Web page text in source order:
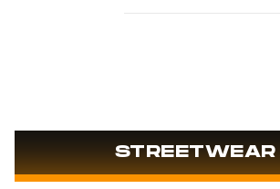
STREETWEAR